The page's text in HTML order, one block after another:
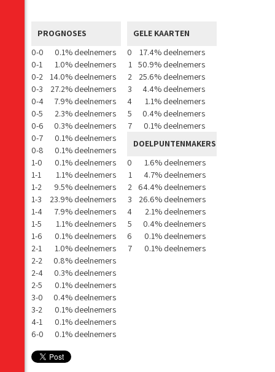
PROGNOSES
0-0
0.1% deelnemers
0-1
1.0% deelnemers
0-2
14.0% deelnemers
0-3
27.2% deelnemers
0-4
7.9% deelnemers
0-5
2.3% deelnemers
0-6
0.3% deelnemers
0-7
0.1% deelnemers
0-8
0.1% deelnemers
1-0
0.1% deelnemers
1-1
1.1% deelnemers
1-2
9.5% deelnemers
1-3
23.9% deelnemers
1-4
7.9% deelnemers
1-5
1.1% deelnemers
1-6
0.1% deelnemers
2-1
1.0% deelnemers
2-2
0.8% deelnemers
2-4
0.3% deelnemers
2-5
0.1% deelnemers
3-0
0.4% deelnemers
3-2
0.1% deelnemers
4-1
0.1% deelnemers
6-0
0.1% deelnemers
GELE KAARTEN
0
17.4% deelnemers
1 50.9% deelnemers
2
25.6% deelnemers
3
4.4% deelnemers
4
1.1% deelnemers
5
0.4% deelnemers
7
0.1% deelnemers
DOELPUNTENMAKERS
0
1.6% deelnemers
1
4.7% deelnemers
2
64.4% deelnemers
3
26.6% deelnemers
4
2.1% deelnemers
5
0.4% deelnemers
6
0.1% deelnemers
7
0.1% deelnemers